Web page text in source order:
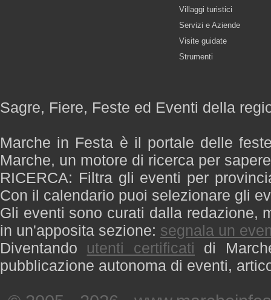
Villaggi turistici
Servizi e Aziende
Visite guidate
Strumenti
Sagre, Fiere, Feste ed Eventi della
Marche in Festa è il portale delle
Marche, un motore di ricerca per
RICERCA: Filtra gli eventi per
Con il calendario puoi selezionare gli
Gli eventi sono curati dalla redazione,
in un'apposita sezione: segnala un
Diventando utenti certificati di
pubblicazione autonoma di eventi,